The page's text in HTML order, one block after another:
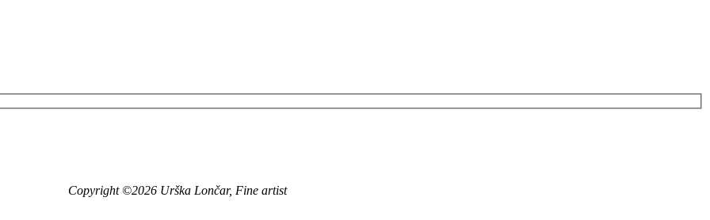
Copyright ©2026 Urška Lončar, Fine artist